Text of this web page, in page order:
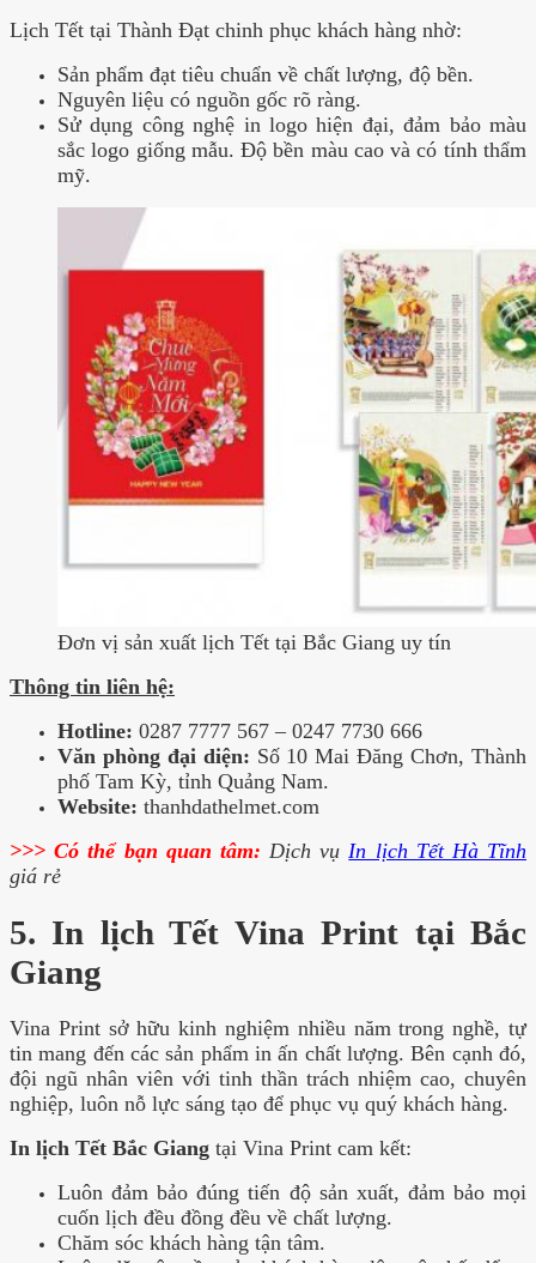
Lịch Tết tại Thành Đạt chinh phục khách hàng nhờ:
Sản phẩm đạt tiêu chuẩn về chất lượng, độ bền.
Nguyên liệu có nguồn gốc rõ ràng.
Sử dụng công nghệ in logo hiện đại, đảm bảo màu
sắc logo giống mẫu. Độ bền màu cao và có tính thẩm
mỹ.
Đơn vị sản xuất lịch Tết tại Bắc Giang uy tín
Thông tin liên hệ:
Hotline: 0287 7777 567 – 0247 7730 666
Văn phòng đại diện: Số 10 Mai Đăng Chơn, Thành
phố Tam Kỳ, tỉnh Quảng Nam.
Website: thanhdathelmet.com
>>> Có thể bạn quan tâm: Dịch vụIn lịch Tết Hà Tĩnh
giá rẻ
5. In lịch Tết Vina Print tại Bắc
Giang
Vina Print sở hữu kinh nghiệm nhiều năm trong nghề, tự
tin mang đến các sản phẩm in ấn chất lượng. Bên cạnh đó,
đội ngũ nhân viên với tinh thần trách nhiệm cao, chuyên
nghiệp, luôn nỗ lực sáng tạo để phục vụ quý khách hàng.
In lịch Tết Bắc Giang tại Vina Print cam kết:
Luôn đảm bảo đúng tiến độ sản xuất, đảm bảo mọi
cuốn lịch đều đồng đều về chất lượng.
Chăm sóc khách hàng tận tâm.